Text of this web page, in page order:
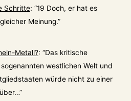
Schritte: “19 Doch, er hat es
Meinung.”
Metall?: “Das kritische
westlichen Welt und
würde nicht zu einer
”